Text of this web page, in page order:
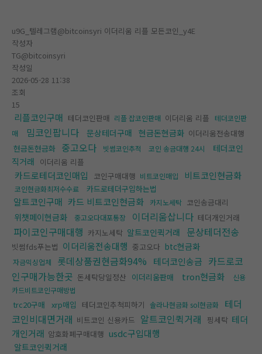
u9G_텔레그램@bitcoinsyri 이더리움 리플 모든코인_y4E
작성자
TG@bitcoinsyri
작성일
2026-05-28 11:38
조회
15
리플코인구매 테더코인판매 리플 잡코인판매 이더리움 리플 테더코인판
매
밈코인팝니다 문상테더구매 현금돈현금화 이더리움전송대행
현금돈현금화 중고오다 빗썸코인추적 코인 송금대행 24시
테더코인
직거래 이더리움 리플
카드로테더코인매입 코인구매대행 비트코인매입 비트코인현금화
코인현금화최저수수료 카드로테더구입하는법
알트코인구매 카드 비트코인현금화 카지노세탁 코인송금대리
위챗페이현금화 중고오다대포통장 이더리움삽니다 테더개인거래
파이코인구매대행 카지노세탁 알트코인퀵거래 문상테더전송
빗썸fds푸는법 이더리움전송대행 중고오다 btc현금화
자금믹싱업체 롯데상품권현금화94% 테더코인송금 카드로코
인구매가능한곳 돈세탁당일정산 이더리움판매 tron현금화
신용
카드비트코인구매방법
trc20구매 xrp매입 테더코인추척피하기 솔라나현금화 sol현금화
테더
코인비대면거래 비트코인 신용카드 알트코인퀵거래 핑세탁 테더
개인거래 암호화폐구매대행 usdc구입대행
알트코인퀵거래